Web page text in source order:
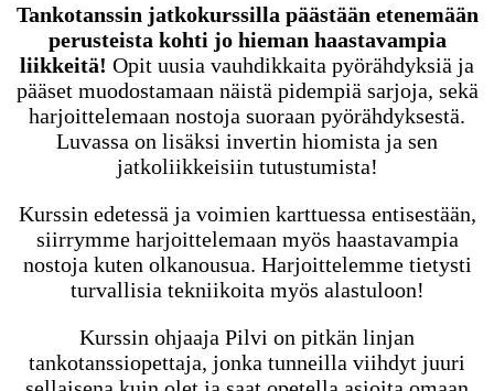
Tankotanssin jatkokurssilla päästään etenemään
perusteista kohti jo hieman haastavampia
liikkeitä! Opit uusia vauhdikkaita pyörähdyksiä ja
pääset muodostamaan näistä pidempiä sarjoja, sekä
harjoittelemaan nostoja suoraan pyörähdyksestä.
Luvassa on lisäksi invertin hiomista ja sen
jatkoliikkeisiin tutustumista!
Kurssin edetessä ja voimien karttuessa entisestään,
siirrymme harjoittelemaan myös haastavampia
nostoja kuten olkanousua. Harjoittelemme tietysti
turvallisia tekniikoita myös alastuloon!
Kurssin ohjaaja Pilvi on pitkän linjan
tankotanssiopettaja, jonka tunneilla viihdyt juuri